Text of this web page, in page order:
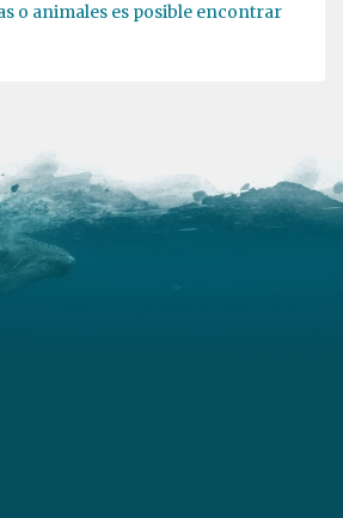
o animales es posible encontrar